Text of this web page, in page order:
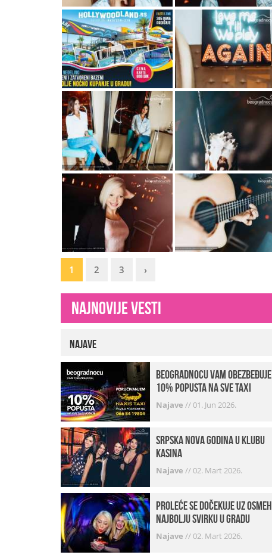
1 2 3 ›
Najnovije vesti
Najave
beogradnocu vam obezbeđuje
10% popusta na sve taxi
vožnje
Najave //01. Jun 2026.
Srpska Nova godina u klubu
Kasina
Najave //02. Mart 2026.
Proleće se dočekuje uz
najbolju svirku u gradu
Najave //02. Mart 2026.